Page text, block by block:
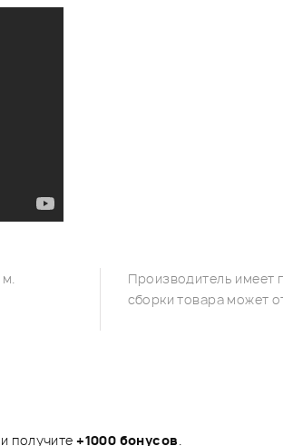
м.
Производитель имеет
сборки товара может
получите+1000 бонусов.